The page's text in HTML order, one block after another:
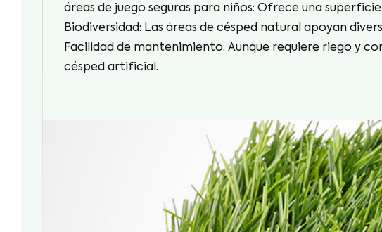
áreas de juego seguras para niños: Ofrece una
Biodiversidad: Las áreas de césped natural apoyan
Facilidad de mantenimiento: Aunque requiere riego y
césped artificial.